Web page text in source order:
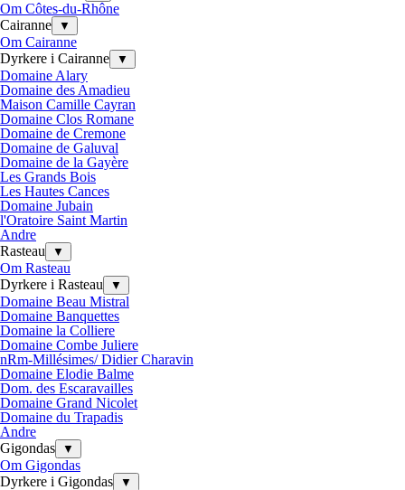
Om Côtes-du-Rhône
Cairanne
▼
Om Cairanne
Dyrkere i Cairanne
▼
Domaine Alary
Domaine des Amadieu
Maison Camille Cayran
Domaine Clos Romane
Domaine de Cremone
Domaine de Galuval
Domaine de la Gayère
Les Grands Bois
Les Hautes Cances
Domaine Jubain
l'Oratoire Saint Martin
Andre
Rasteau
▼
Om Rasteau
Dyrkere i Rasteau
▼
Domaine Beau Mistral
Domaine Banquettes
Domaine la Colliere
Domaine Combe Juliere
nRm-Millésimes/ Didier Charavin
Domaine Elodie Balme
Dom. des Escaravailles
Domaine Grand Nicolet
Domaine du Trapadis
Andre
Gigondas
▼
Om Gigondas
Dyrkere i Gigondas
▼